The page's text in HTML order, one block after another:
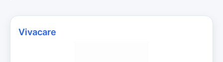
Vivacare